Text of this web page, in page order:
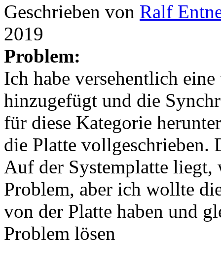
Geschrieben von Ralf
2019
Problem:
Ich habe versehentlich
hinzugefügt und die
für diese Kategorie
die Platte vollgeschrieben.
Auf der Systemplatte liegt,
Problem, aber ich wollte
von der Platte haben und
Problem lösen